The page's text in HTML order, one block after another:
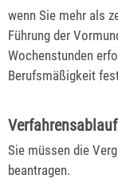
wenn Sie mehr als
Führung der
Wochenstunden
Berufsmäßigkeit
Verfahrensablauf
Sie müssen die
beantragen.